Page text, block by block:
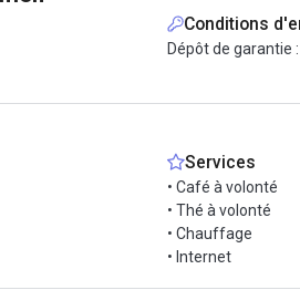
Hub-Grade pour le visiter !
Conditions
Dépôt de garantie
Services
• Café à volonté
• Thé à volonté
• Chauffage
• Internet